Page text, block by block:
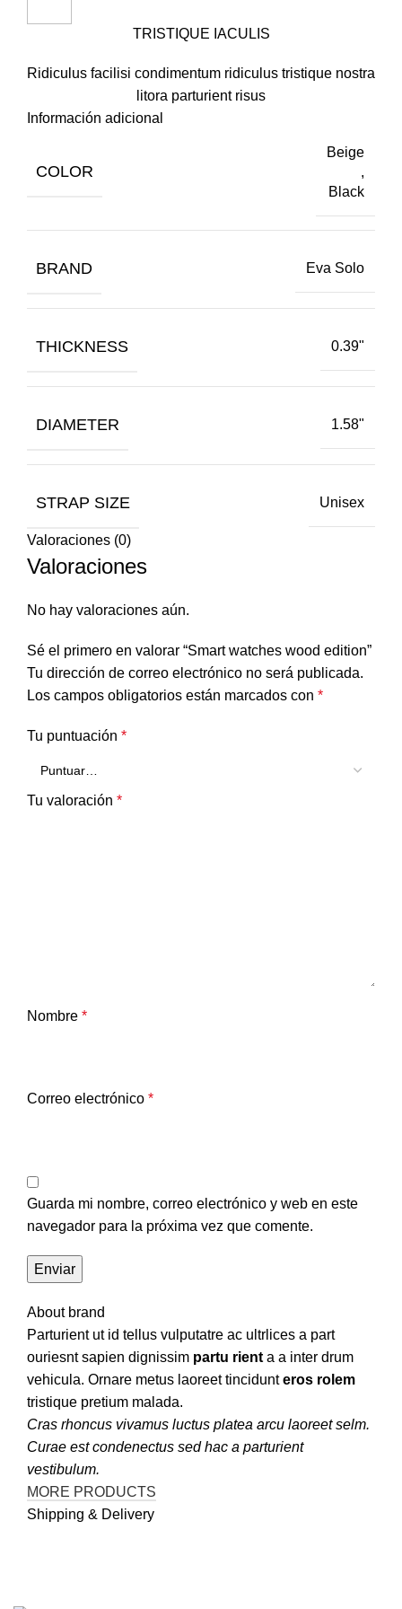
TRISTIQUE IACULIS
Ridiculus facilisi condimentum ridiculus tristique nostra
litora parturient risus
Información adicional
COLOR
Beige
,
Black
BRAND Eva Solo
THICKNESS 0.39"
DIAMETER 1.58"
STRAP SIZE Unisex
Valoraciones (0)
Valoraciones
No hay valoraciones aún.
Sé el primero en valorar “Smart watches wood edition”
Tu dirección de correo electrónico no será publicada.
Los campos obligatorios están marcados con *
Tu puntuación *
Tu valoración *
Nombre *
Correo electrónico *
Guarda mi nombre, correo electrónico y web en este
navegador para la próxima vez que comente.
About brand
Parturient ut id tellus vulputatre ac ultrlices a part
ouriesnt sapien dignissim partu rient a a inter drum
vehicula. Ornare metus laoreet tincidunteros rolem
tristique pretium malada.
Cras rhoncus vivamus luctus platea arcu laoreet selm.
Curae est condenectus sed hac a parturient
vestibulum.
MORE PRODUCTS
Shipping & Delivery